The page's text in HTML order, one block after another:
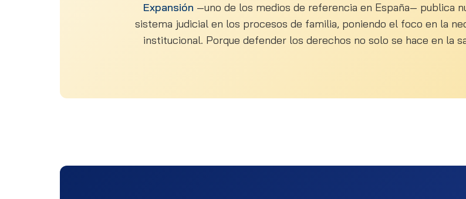
Expansión —uno de los medios de referencia en España— publica
sistema judicial en los procesos de familia, poniendo el foco en la
institucional. Porque defender los derechos no solo se hace en la